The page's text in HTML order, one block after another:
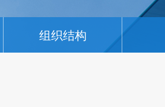
组织结构